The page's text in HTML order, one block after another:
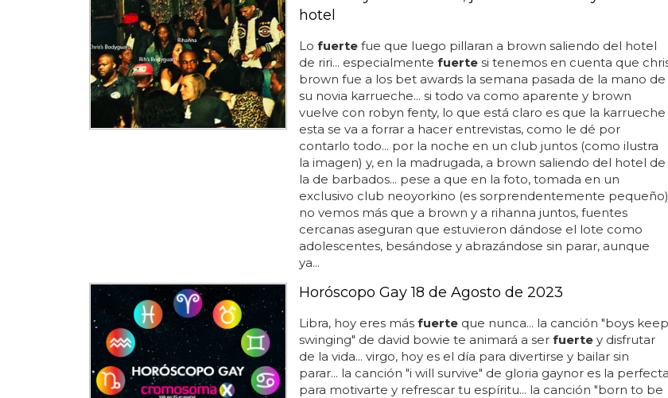
hotel
Lo fuertefue que luego pillaran a brown saliendo del hotel
de riri... especialmente fuertesi tenemos en cuenta que
brown fue a los bet awards la semana pasada de la mano de
su novia karrueche... si todo va como aparente y brown
vuelve con robyn fenty, lo que está claro es que la karrueche
esta se va a forrar a hacer entrevistas, como le dé por
contarlo todo... por la noche en un club juntos (como ilustra
la imagen) y, en la madrugada, a brown saliendo del hotel de
la de barbados... pese a que en la foto, tomada en un
exclusivo club neoyorkino (es sorprendentemente pequeño)
no vemos más que a brown y a rihanna juntos, fuentes
cercanas aseguran que estuvieron dándose el lote como
adolescentes, besándose y abrazándose sin parar, aunque
ya...
Horóscopo Gay 18 de Agosto de 2023
Libra, hoy eres más fuerteque nunca... la canción "boys keep
swinging" de david bowie te animará a ser fuertey disfrutar
de la vida... virgo, hoy es el día para divertirse y bailar sin
parar... la canción "i will survive" de gloria gaynor es la perfecta
para motivarte y refrescar tu espíritu... la canción "born to be